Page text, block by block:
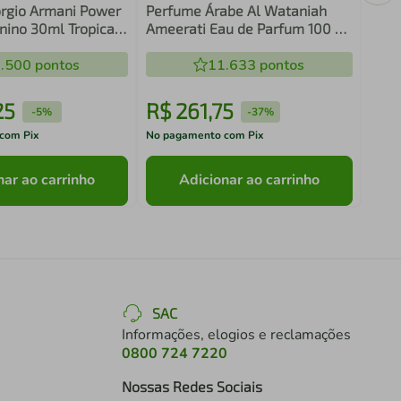
Armani Power
30ml Tropical
pontos
-5%
Pix
ao carrinho
Perfume Árabe Al Wataniah
Ameerati Eau de Parfum 100 ml
11.633 pontos
R$ 261,75 -37%
No pagamento com Pix
Adicionar ao carrinho
SAC
Informações, elogios e reclamações
0800 724 7220
Nossas Redes Sociais